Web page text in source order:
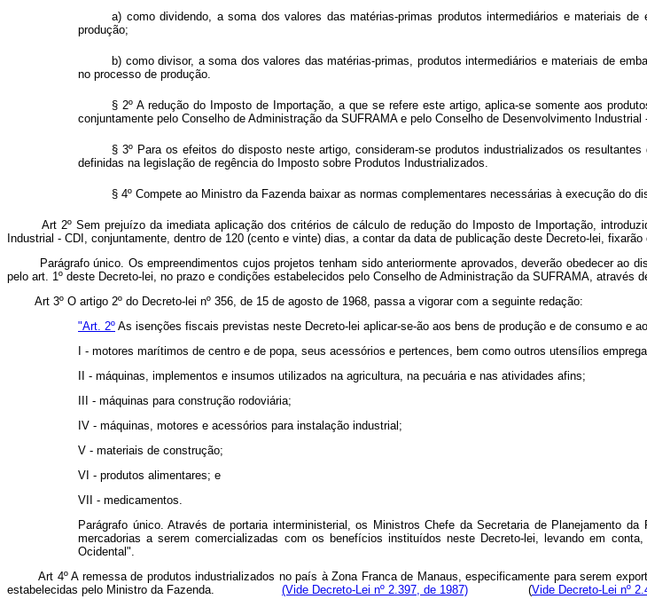
a) como dividendo, a soma dos valores das matérias-primas produtos intermediários e materiais
produção;
b) como divisor, a soma dos valores das matérias-primas, produtos intermediários e materiais de
no processo de produção.
§ 2º A redução do Imposto de Importação, a que se refere este artigo, aplica-se somente aos
conjuntamente pelo Conselho de Administração da SUFRAMA e pelo Conselho de Desenvolvimento Industrial
§ 3º Para os efeitos do disposto neste artigo, consideram-se produtos industrializados os
definidas na legislação de regência do Imposto sobre Produtos Industrializados.
§ 4º Compete ao Ministro da Fazenda baixar as normas complementares necessárias à execução do
Art 2º Sem prejuízo da imediata aplicação dos critérios de cálculo de redução do Imposto de Importação,
Industrial - CDI, conjuntamente, dentro de 120 (cento e vinte) dias, a contar da data de publicação deste Decreto-lei,
Parágrafo único. Os empreendimentos cujos projetos tenham sido anteriormente aprovados, deverão obedecer ao
pelo art. 1º deste Decreto-lei, no prazo e condições estabelecidos pelo Conselho de Administração da SUFRAMA,
Art 3º O artigo 2º do Decreto-lei nº 356, de 15 de agosto de 1968, passa a vigorar com a seguinte redação:
"Art. 2º As isenções fiscais previstas neste Decreto-lei aplicar-se-ão aos bens de produção e de consumo e
I - motores marítimos de centro e de popa, seus acessórios e pertences, bem como outros utensílios
II - máquinas, implementos e insumos utilizados na agricultura, na pecuária e nas atividades afins;
III - máquinas para construção rodoviária;
IV - máquinas, motores e acessórios para instalação industrial;
V - materiais de construção;
VI - produtos alimentares; e
VII - medicamentos.
Parágrafo único. Através de portaria interministerial, os Ministros Chefe da Secretaria de Planejamento
mercadorias a serem comercializadas com os benefícios instituídos neste Decreto-lei, levando em
Ocidental".
Art 4º A remessa de produtos industrializados no país à Zona Franca de Manaus, especificamente para serem
estabelecidas pelo Ministro da Fazenda. (Vide Decreto-Lei nº 2.397, de 1987) (Vide Decreto-Lei nº